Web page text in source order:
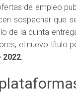
de empleo
sospechar que
de la quinta
el nuevo título
2022.